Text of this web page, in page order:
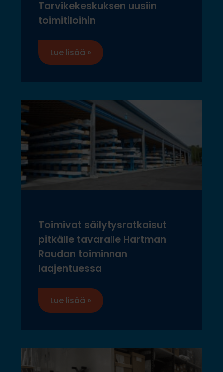
Tarvikekeskuksen uusiin
toimitiloihin
Lue lisää »
Toimivat säilytysratkaisut
pitkälle tavaralle Hartman
Raudan toiminnan
laajentuessa
Lue lisää »